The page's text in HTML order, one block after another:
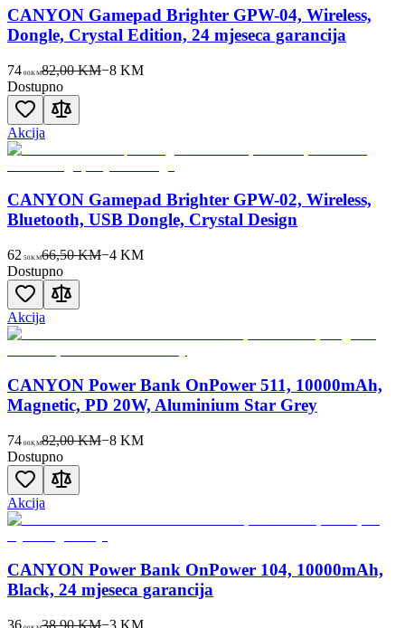
CANYON Gamepad Brighter GPW-04, Wireless,
Dongle, Crystal Edition, 24 mjeseca garancija
74 00KM82,00 KM−8KM
Dostupno
Akcija
CANYON Gamepad Brighter GPW-02, Wireless,
Bluetooth, USB Dongle, Crystal Design
62 50KM66,50 KM−4KM
Dostupno
Akcija
CANYON Power Bank OnPower 511, 10000mAh,
Magnetic, PD 20W, Aluminium Star Grey
74 00KM82,00 KM−8KM
Dostupno
Akcija
CANYON Power Bank OnPower 104, 10000mAh,
Black, 24 mjeseca garancija
36 38,90 KM−3KM